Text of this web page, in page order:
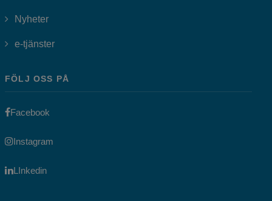
Nyheter
e-tjänsterLänk till annan webbplats, öppnas i nytt fönster.
FÖLJ OSS PÅ
Facebook
Instagram
LInkedinLänk till annan webbplats, öppnas i nytt fönster.